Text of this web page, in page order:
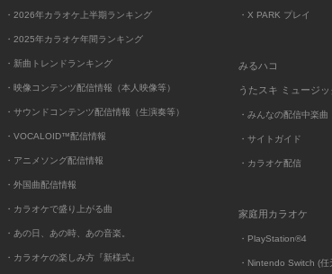
・2026年カラオケ上半期ランキング
・2025年カラオケ年間ランキング
・新曲トレンドランキング
・映像コンテンツ配信情報（本人映像等）
・サウンドコンテンツ配信情報（生演奏等）
・VOCALOID™配信情報
・アニメソング配信情報
・外国曲配信情報
・カラオケで盛り上がる曲
・あの日、あの時、あの音楽。
・カラオケの楽しみ方『新様式』
・X PARK プレイ
みるハコ
うたスキ ミュージッ
・みんなの配信中楽曲
・サイトガイド
・カラオケ配信
家庭用カラオケ
・PlayStation®4
・Nintendo Switch (任